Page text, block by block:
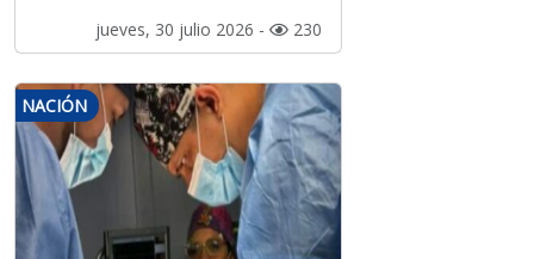
jueves, 30 julio 2026 - 230
NACIÓN